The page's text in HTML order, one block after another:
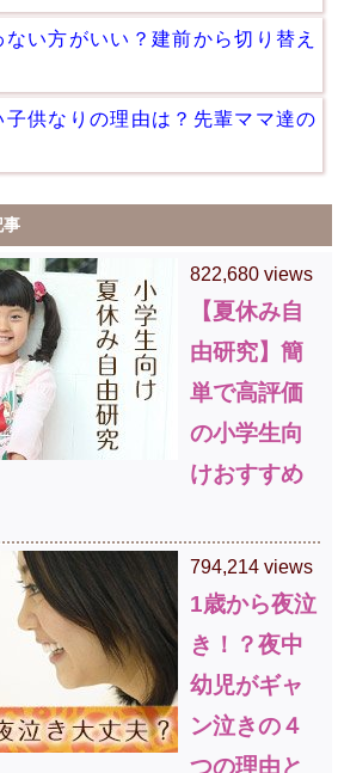
い方がいい？建前から切り替え
供なりの理由は？先輩ママ達の
事
822,680 views
【夏休み自
由研究】簡
単で高評価
の小学生向
けおすすめ
794,214 views
1歳から夜泣
き！？夜中
幼児がギャ
ン泣きの４
つの理由と